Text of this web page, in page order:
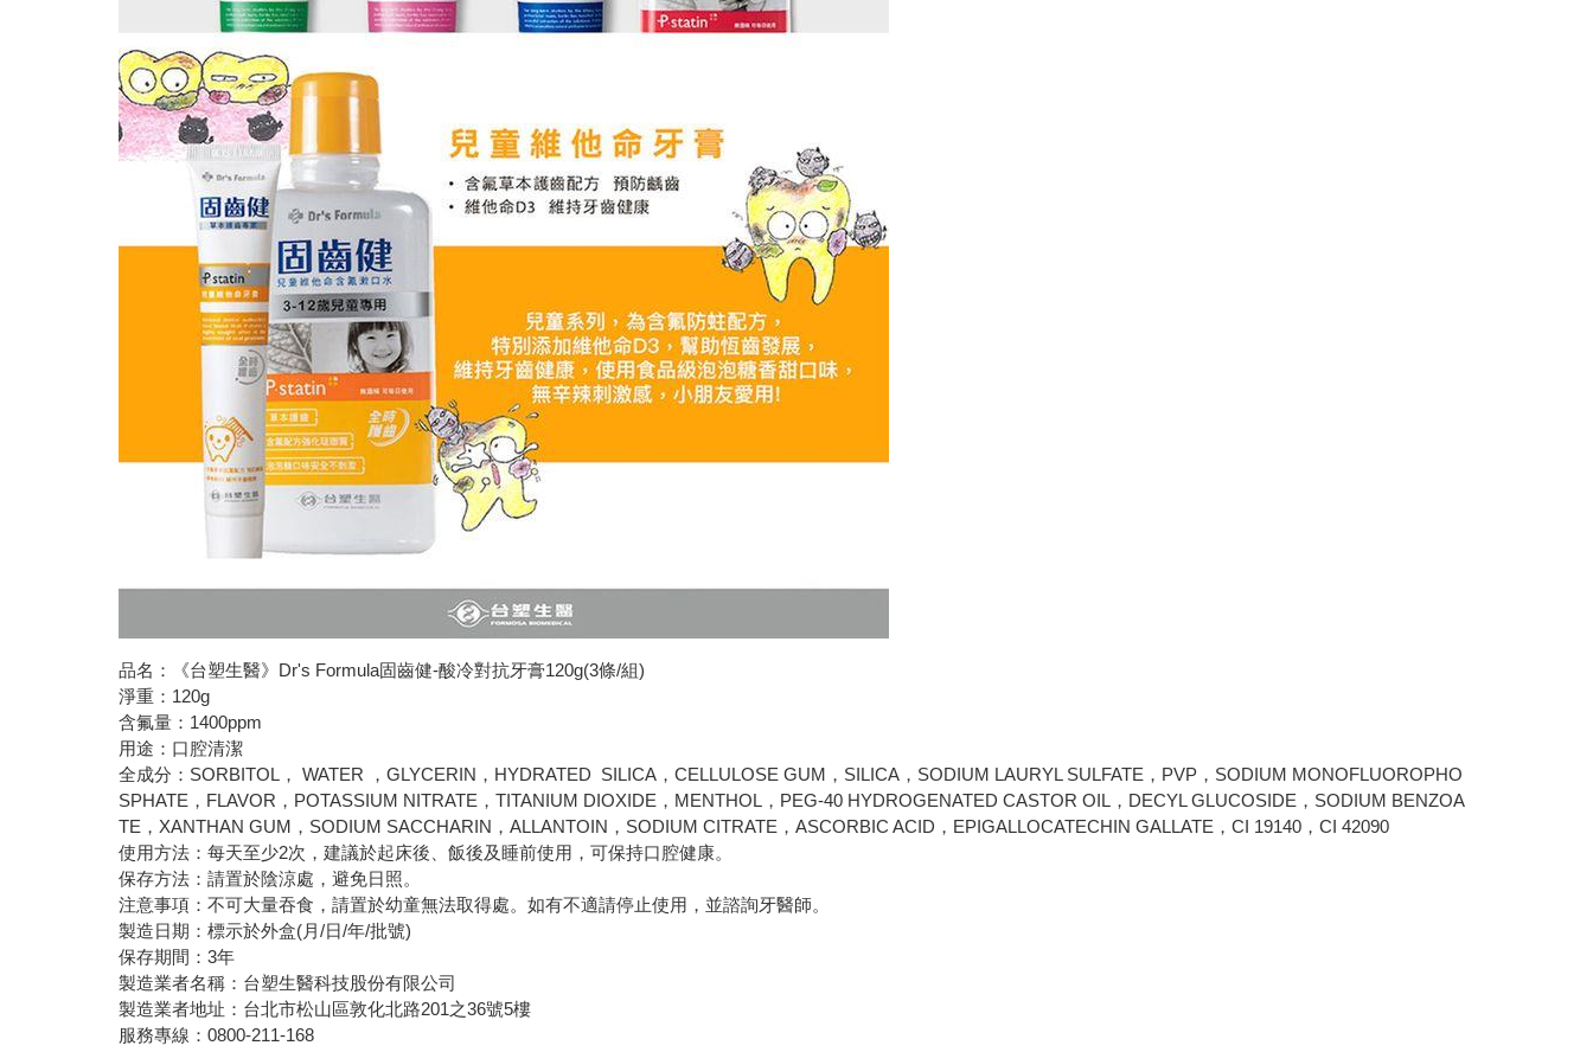
品名：《台塑生醫》Dr's Formula固齒健-酸冷對抗牙膏120g(3條/組)
淨重：120g
含氟量：1400ppm
用途：口腔清潔
全成分：SORBITOL， WATER ，GLYCERIN，HYDRATED SILICA，CELLULOSE GUM，SILICA，SODIUM LAURYL SULFATE，PVP，SODIUM MONOFLUOROPHO
SPHATE，FLAVOR，POTASSIUM NITRATE，TITANIUM DIOXIDE，MENTHOL，PEG-40 HYDROGENATED CASTOR OIL，DECYL GLUCOSIDE，SODIUM BENZOA
TE，XANTHAN GUM，SODIUM SACCHARIN，ALLANTOIN，SODIUM CITRATE，ASCORBIC ACID，EPIGALLOCATECHIN GALLATE，CI 19140，CI 42090
使用方法：每天至少2次，建議於起床後、飯後及睡前使用，可保持口腔健康。
保存方法：請置於陰涼處，避免日照。
注意事項：不可大量吞食，請置於幼童無法取得處。如有不適請停止使用，並諮詢牙醫師。
製造日期：標示於外盒(月/日/年/批號)
保存期間：3年
製造業者名稱：台塑生醫科技股份有限公司
製造業者地址：台北市松山區敦化北路201之36號5樓
服務專線：0800-211-168